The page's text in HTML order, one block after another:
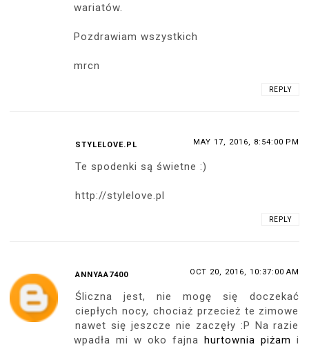
wariatów.
Pozdrawiam wszystkich
mrcn
REPLY
STYLELOVE.PL MAY 17, 2016, 8:54:00 PM
Te spodenki są świetne :)
http://stylelove.pl
REPLY
ANNYAA7400 OCT 20, 2016, 10:37:00 AM
Śliczna jest, nie mogę się doczekać
ciepłych nocy, chociaż przecież te zimowe
nawet się jeszcze nie zaczęły :P Na razie
wpadła mi w oko fajna hurtownia piżam i